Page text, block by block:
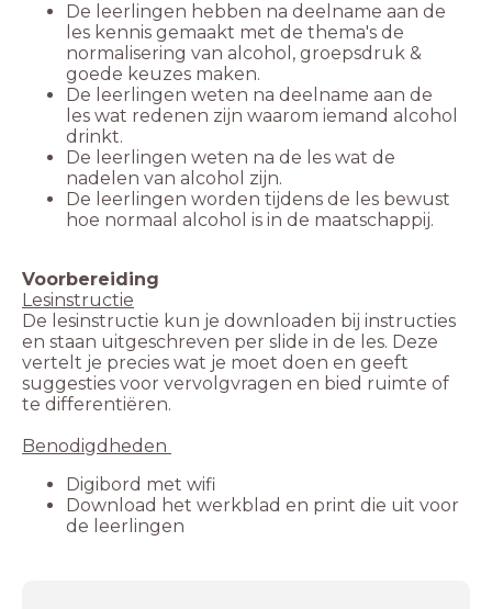
De leerlingen hebben na deelname aan de
les kennis gemaakt met de thema's de
normalisering van alcohol, groepsdruk &
goede keuzes maken.
De leerlingen weten na deelname aan de
les wat redenen zijn waarom iemand alcohol
drinkt.
De leerlingen weten na de les wat de
nadelen van alcohol zijn.
De leerlingen worden tijdens de les bewust
hoe normaal alcohol is in de maatschappij.
Voorbereiding
Lesinstructie
De lesinstructie kun je downloaden bij instructies
en staan uitgeschreven per slide in de les. Deze
vertelt je precies wat je moet doen en geeft
suggesties voor vervolgvragen en bied ruimte of
te differentiëren.
Benodigdheden
Digibord met wifi
Download het werkblad en print die uit voor
de leerlingen